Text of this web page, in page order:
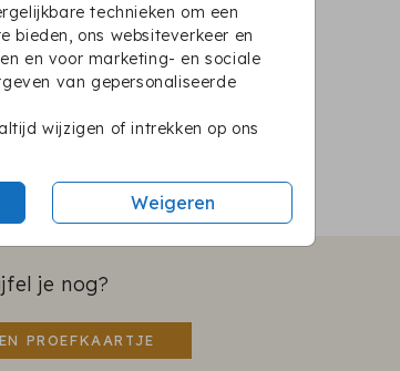
technieken om een
bieden, ons websiteverkeer en
en voor marketing- en sociale
van gepersonaliseerde
wijzigen of intrekken op ons
Weigeren
je nog?
PROEFKAARTJE